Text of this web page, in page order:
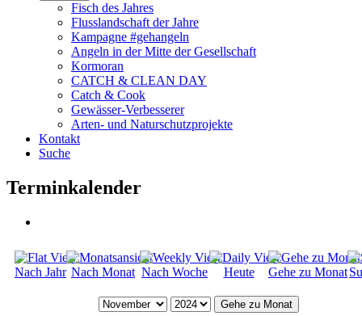
Fisch des Jahres
Flusslandschaft der Jahre
Kampagne #gehangeln
Angeln in der Mitte der Gesellschaft
Kormoran
CATCH & CLEAN DAY
Catch & Cook
Gewässer-Verbesserer
Arten- und Naturschutzprojekte
Kontakt
Suche
Terminkalender
Nach Jahr Nach Monat Nach Woche Heute Gehe zu Monat
Gehe zu Monat